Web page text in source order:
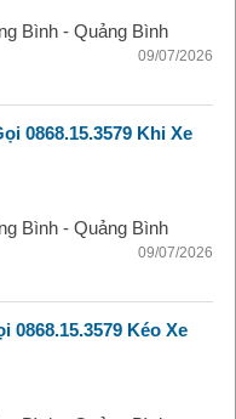
Bình - Quảng Bình
09/07/2026
0868.15.3579 Khi Xe
Bình - Quảng Bình
09/07/2026
0868.15.3579 Kéo Xe